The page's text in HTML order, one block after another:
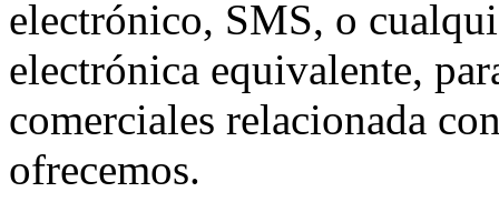
electrónico, SMS, o
electrónica equivalente,
comerciales relacionada
ofrecemos.